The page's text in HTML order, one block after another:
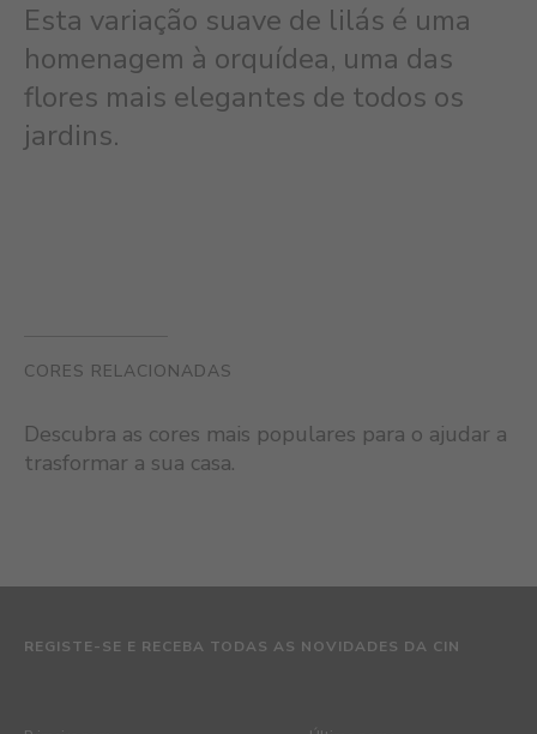
Esta variação suave de lilás é uma
homenagem à orquídea, uma das
flores mais elegantes de todos os
jardins.
CORES RELACIONADAS
Descubra as cores mais populares para o ajudar a
trasformar a sua casa.
REGISTE-SE E RECEBA TODAS AS NOVIDADES DA CIN